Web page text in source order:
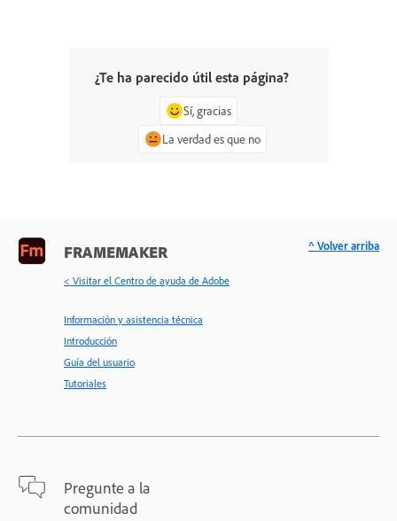
¿Te ha parecido útil esta página?
Sí, gracias
La verdad es que no
FRAMEMAKER
< Visitar el Centro de ayuda de Adobe
Información y asistencia técnica
Introducción
Guía del usuario
Tutoriales
Pregunte a la
comunidad
^ Volver arriba